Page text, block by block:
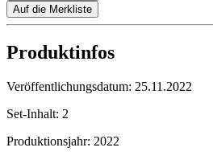
Auf die Merkliste
Produktinfos
Veröffentlichungsdatum: 25.11.2022
Set-Inhalt: 2
Produktionsjahr: 2022